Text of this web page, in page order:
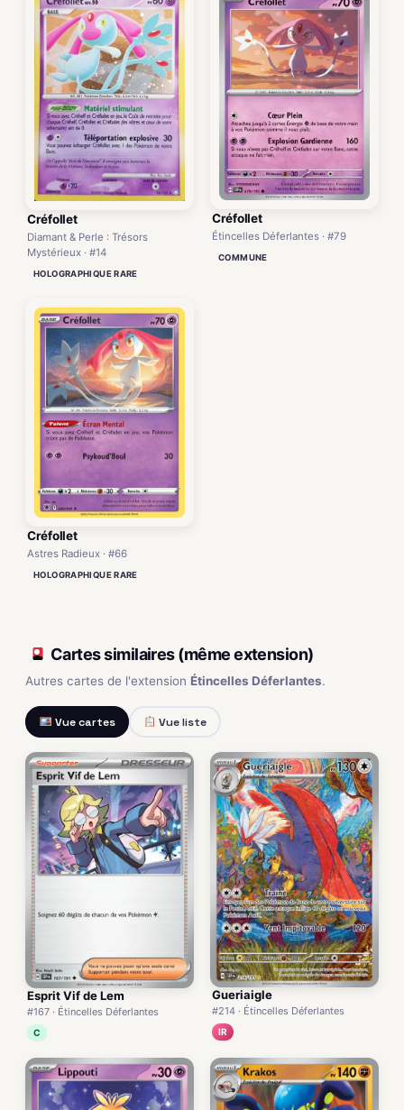
Créfollet
Diamant & Perle : Trésors
Mystérieux · #14
HOLOGRAPHIQUE RARE
Créfollet
Étincelles Déferlantes · #79
COMMUNE
Créfollet
Astres Radieux · #66
HOLOGRAPHIQUE RARE
Cartes similaires (même extension)
Autres cartes de l'extension Étincelles Déferlantes.
Vue cartes Vue liste
Esprit Vif de Lem
#167 · Étincelles Déferlantes
C
Gueriaigle
#214 · Étincelles Déferlantes
IR